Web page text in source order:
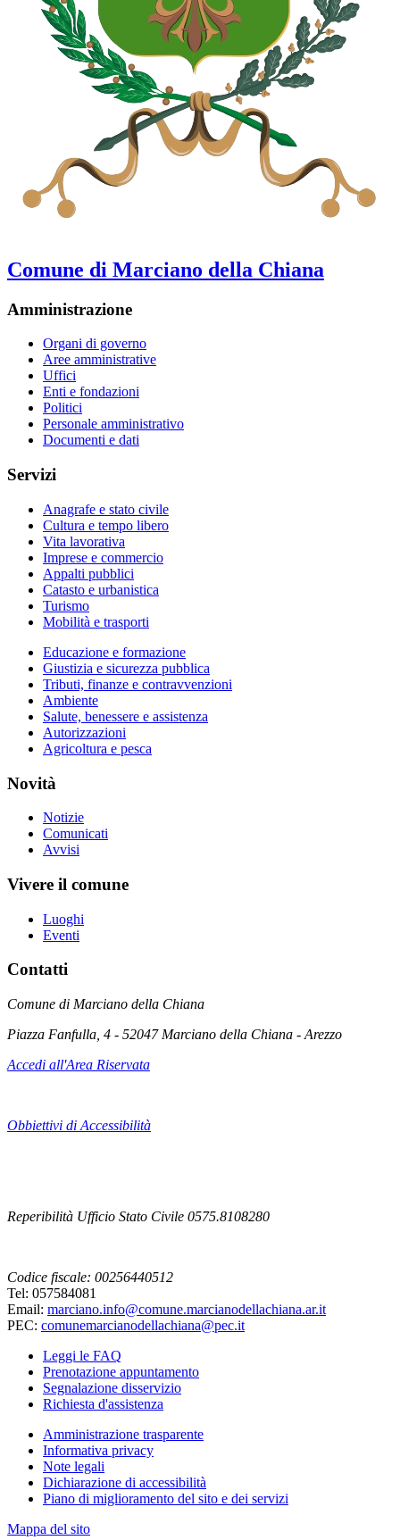
Comune di Marciano della Chiana
Amministrazione
Organi di governo
Aree amministrative
Uffici
Enti e fondazioni
Politici
Personale amministrativo
Documenti e dati
Servizi
Anagrafe e stato civile
Cultura e tempo libero
Vita lavorativa
Imprese e commercio
Appalti pubblici
Catasto e urbanistica
Turismo
Mobilità e trasporti
Educazione e formazione
Giustizia e sicurezza pubblica
Tributi, finanze e contravvenzioni
Ambiente
Salute, benessere e assistenza
Autorizzazioni
Agricoltura e pesca
Novità
Notizie
Comunicati
Avvisi
Vivere il comune
Luoghi
Eventi
Contatti
Comune di Marciano della Chiana
Piazza Fanfulla, 4 - 52047 Marciano della Chiana - Arezzo
Accedi all'Area Riservata
Obbiettivi di Accessibilità
Reperibilità Ufficio Stato Civile 0575.8108280
Codice fiscale: 00256440512
Tel: 057584081
Email: marciano.info@comune.marcianodellachiana.ar.it
PEC: comunemarcianodellachiana@pec.it
Leggi le FAQ
Prenotazione appuntamento
Segnalazione disservizio
Richiesta d'assistenza
Amministrazione trasparente
Informativa privacy
Note legali
Dichiarazione di accessibilità
Piano di miglioramento del sito e dei servizi
Mappa del sito